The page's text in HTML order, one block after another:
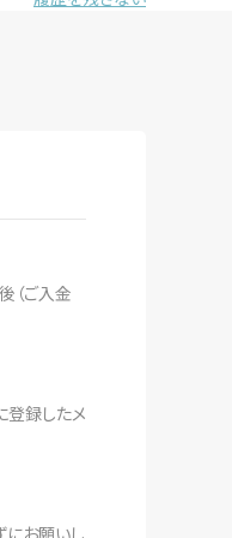
（ご入金
登録したメ
にお願いし